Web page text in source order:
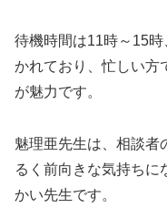
待機時間は11時～15
かれており、忙しい方
が魅力です。
魅理亜先生は、相談者
るく前向きな気持ちに
かい先生です。